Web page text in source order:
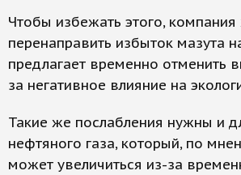
Чтобы избежать этого, компания
перенаправить избыток мазута
предлагает временно отменить
за негативное влияние на
Такие же послабления нужны и
нефтяного газа, который, по
может увеличиться из-за